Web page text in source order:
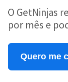
O GetNinjas
por mês e
Quero me